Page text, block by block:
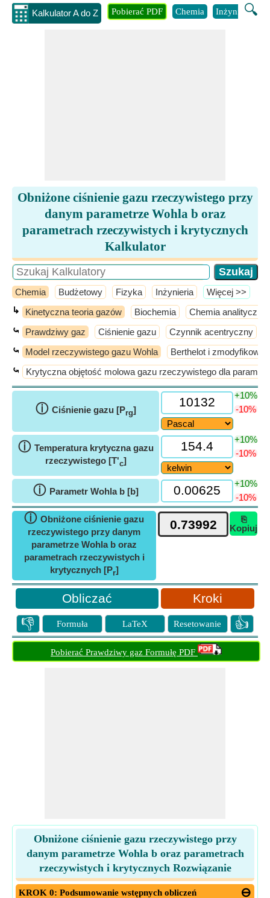
Kalkulator A do Z 🔍
Pobierać PDF Chemia Inżynieria
Obniżone ciśnienie gazu rzeczywistego przy
danym parametrze Wohla b oraz
parametrach rzeczywistych i krytycznych
Kalkulator
Chemia Budżetowy Fizyka Inżynieria ​Więcej >>
↳ Kinetyczna teoria gazów Biochemia Chemia analityczna
⤿ Prawdziwy gaz Ciśnienie gazu Czynnik acentryczny
⤿ Model rzeczywistego gazu Wohla Berthelot i
⤿ Krytyczna objętość molowa gazu rzeczywistego dla
ⓘ Ciśnienie gazu [Prg]
+10%
-10%
ⓘ Temperatura krytyczna gazu
rzeczywistego [T'c]
+10%
-10%
ⓘ Parametr Wohla b [b]
+10%
-10%
ⓘ Obniżone ciśnienie gazu
rzeczywistego przy danym
parametrze Wohla b oraz
parametrach rzeczywistych i
krytycznych [Pr]
⎘
Kopiuj
Kroki
👎 Formuła LaTeX Resetowanie 👍
Pobierać Prawdziwy gaz Formułę PDF
Obniżone ciśnienie gazu rzeczywistego przy
danym parametrze Wohla b oraz parametrach
rzeczywistych i krytycznych Rozwiązanie
KROK 0: Podsumowanie wstępnych obliczeń